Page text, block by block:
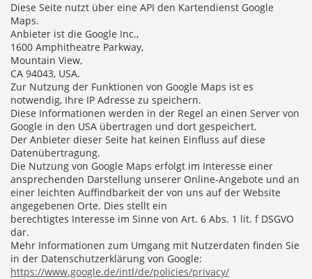
Diese Seite nutzt über eine API den Kartendienst Google
Maps.
Anbieter ist die Google Inc.,
1600 Amphitheatre Parkway,
Mountain View,
CA 94043, USA.
Zur Nutzung der Funktionen von Google Maps ist es
notwendig, Ihre IP Adresse zu speichern.
Diese Informationen werden in der Regel an einen Server von
Google in den USA übertragen und dort gespeichert.
Der Anbieter dieser Seite hat keinen Einfluss auf diese
Datenübertragung.
Die Nutzung von Google Maps erfolgt im Interesse einer
ansprechenden Darstellung unserer Online-Angebote und an
einer leichten Auffindbarkeit der von uns auf der Website
angegebenen Orte. Dies stellt ein
berechtigtes Interesse im Sinne von Art. 6 Abs. 1 lit. f DSGVO
dar.
Mehr Informationen zum Umgang mit Nutzerdaten finden Sie
in der Datenschutzerklärung von Google:
https://www.google.de/intl/de/policies/privacy/